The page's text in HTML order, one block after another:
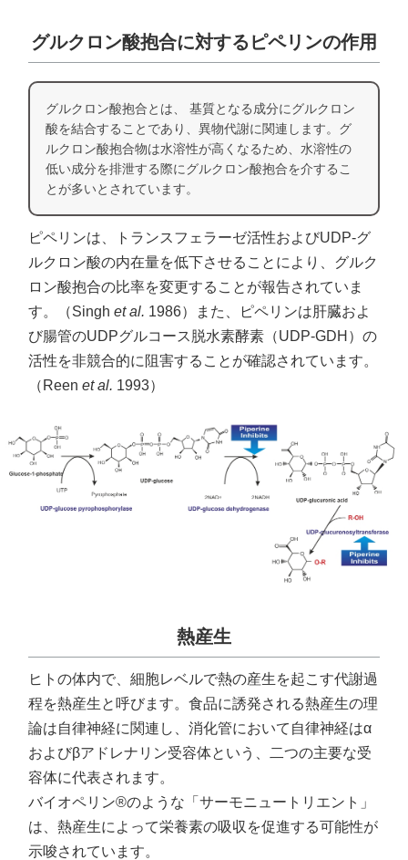
グルクロン酸抱合に対するピペリンの作用
ピペリンは、トランスフェラーゼ活性およびUDP-グ
ルクロン酸の内在量を低下させることにより、グルク
ロン酸抱合の比率を変更することが報告されていま
す。（Singhet al. 1986）また、ピペリンは肝臓およ
び腸管のUDPグルコース脱水素酵素（UDP-GDH）の
活性を非競合的に阻害することが確認されています。
（Reenet al. 1993）
グルクロン酸抱合とは、 基質となる成分にグルクロン
酸を結合することであり、異物代謝に関連します。グ
ルクロン酸抱合物は水溶性が高くなるため、水溶性の
低い成分を排泄する際にグルクロン酸抱合を介するこ
とが多いとされています。
熱産生
ヒトの体内で、細胞レベルで熱の産生を起こす代謝過
程を熱産生と呼びます。食品に誘発される熱産生の理
論は自律神経に関連し、消化管において自律神経はα
およびβアドレナリン受容体という、二つの主要な受
容体に代表されます。
バイオペリン®のような「サーモニュートリエント」
は、熱産生によって栄養素の吸収を促進する可能性が
示唆されています。